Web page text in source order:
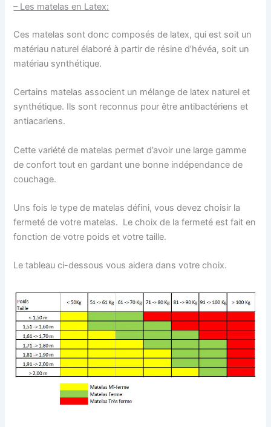
– Les matelas en Latex:
Ces matelas sont donc composés de latex, qui est soit un
matériau naturel élaboré à partir de résine d’hévéa, soit un
matériau synthétique.
Certains matelas associent un mélange de latex naturel et
synthétique. Ils sont reconnus pour être antibactériens et
antiacariens.
Cette variété de matelas permet d’avoir une large gamme
de confort tout en gardant une bonne indépendance de
couchage.
Uns fois le type de matelas défini, vous devez choisir la
fermeté de votre matelas. Le choix de la fermeté est fait en
fonction de votre poids et votre taille.
Le tableau ci-dessous vous aidera dans votre choix.